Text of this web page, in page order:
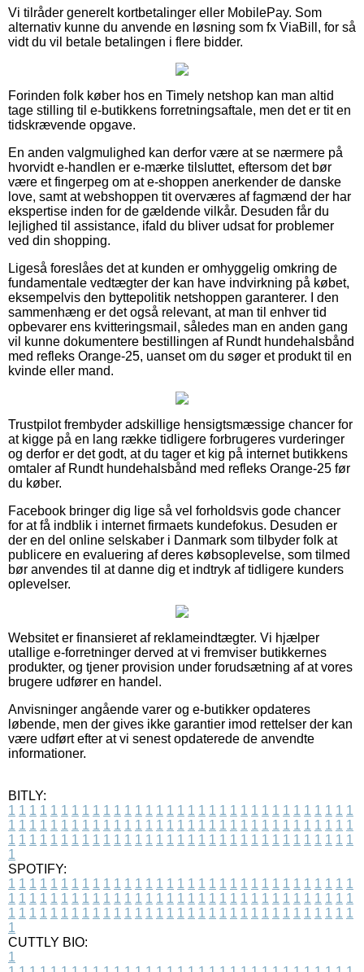
Vi tilråder generelt kortbetalinger eller MobilePay. Som
alternativ kunne du anvende en løsning som fx ViaBill, for så
vidt du vil betale betalingen i flere bidder.
Forinden folk køber hos en Timely netshop kan man altid
tage stilling til e-butikkens forretningsaftale, men det er tit en
tidskrævende opgave.
En anden valgmulighed kan derfor være at se nærmere på
hvorvidt e-handlen er e-mærke tilsluttet, eftersom det bør
være et fingerpeg om at e-shoppen anerkender de danske
love, samt at webshoppen tit overværes af fagmænd der har
ekspertise inden for de gældende vilkår. Desuden får du
lejlighed til assistance, ifald du bliver udsat for problemer
ved din shopping.
Ligeså foreslåes det at kunden er omhyggelig omkring de
fundamentale vedtægter der kan have indvirkning på købet,
eksempelvis den byttepolitik netshoppen garanterer. I den
sammenhæng er det også relevant, at man til enhver tid
opbevarer ens kvitteringsmail, således man en anden gang
vil kunne dokumentere bestillingen af Rundt hundehalsbånd
med refleks Orange-25, uanset om du søger et produkt til en
kvinde eller mand.
Trustpilot frembyder adskillige hensigtsmæssige chancer for
at kigge på en lang række tidligere forbrugeres vurderinger
og derfor er det godt, at du tager et kig på internet butikkens
omtaler af Rundt hundehalsbånd med refleks Orange-25 før
du køber.
Facebook bringer dig lige så vel forholdsvis gode chancer
for at få indblik i internet firmaets kundefokus. Desuden er
der en del online selskaber i Danmark som tilbyder folk at
publicere en evaluering af deres købsoplevelse, som tilmed
bør anvendes til at danne dig et indtryk af tidligere kunders
oplevelser.
Websitet er finansieret af reklameindtægter. Vi hjælper
utallige e-forretninger derved at vi fremviser butikkernes
produkter, og tjener provision under forudsætning af at vores
brugere udfører en handel.
Anvisninger angående varer og e-butikker opdateres
løbende, men der gives ikke garantier imod rettelser der kan
være udført efter at vi senest opdaterede de anvendte
informationer.
BITLY:
1 1 1 1 1 1 1 1 1 1 1 1 1 1 1 1 1 1 1 1 1 1 1 1 1 1 1 1 1 1 1 1 1
1 1 1 1 1 1 1 1 1 1 1 1 1 1 1 1 1 1 1 1 1 1 1 1 1 1 1 1 1 1 1 1 1
1 1 1 1 1 1 1 1 1 1 1 1 1 1 1 1 1 1 1 1 1 1 1 1 1 1 1 1 1 1 1 1 1
1
SPOTIFY:
1 1 1 1 1 1 1 1 1 1 1 1 1 1 1 1 1 1 1 1 1 1 1 1 1 1 1 1 1 1 1 1 1
1 1 1 1 1 1 1 1 1 1 1 1 1 1 1 1 1 1 1 1 1 1 1 1 1 1 1 1 1 1 1 1 1
1 1 1 1 1 1 1 1 1 1 1 1 1 1 1 1 1 1 1 1 1 1 1 1 1 1 1 1 1 1 1 1 1
1
CUTTLY BIO:
1